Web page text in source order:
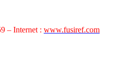
– Internet : www.fusiref.com